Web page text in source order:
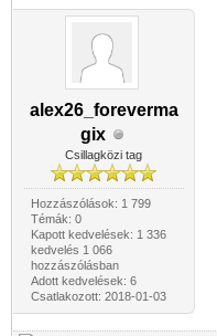
alex26_foreverma
gix
Csillagközi tag
Hozzászólások: 1 799
Témák: 0
Kapott kedvelések: 1 336
kedvelés 1 066
hozzászólásban
Adott kedvelések: 6
Csatlakozott: 2018-01-03